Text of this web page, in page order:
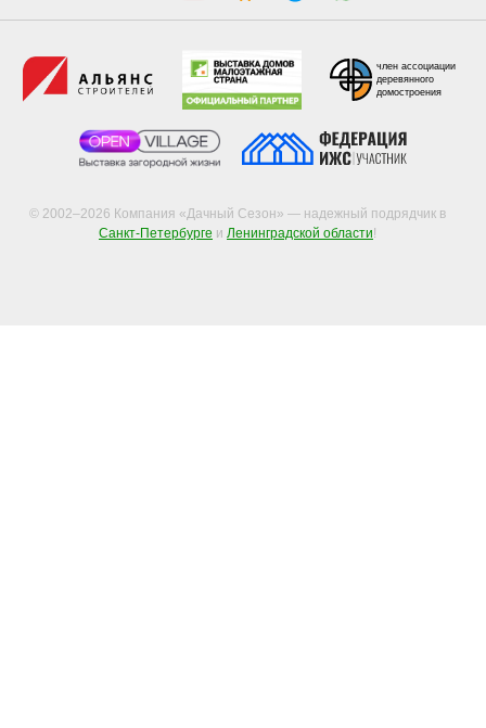
© 2002–2026 Компания «Дачный Сезон» — надежный подрядчик в
Санкт-Петербурге и Ленинградской области!
член ассоциации
деревянного
домостроения